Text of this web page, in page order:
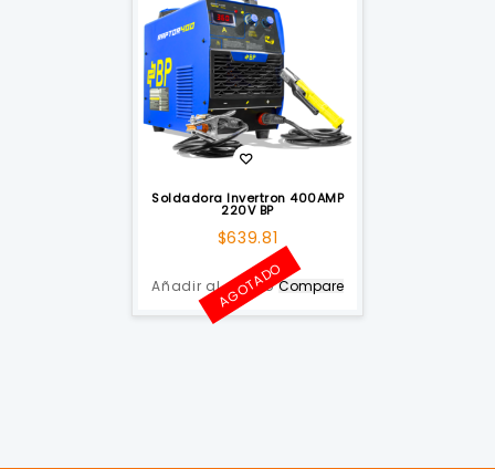
Soldadora Invertron 400AMP
220V BP
$639.81
Añadir al carrito
AGOTADOCompare